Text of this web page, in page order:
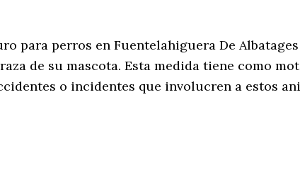
para perros en Fuentelahiguera De
de su mascota. Esta medida tiene como
o incidentes que involucren a estos